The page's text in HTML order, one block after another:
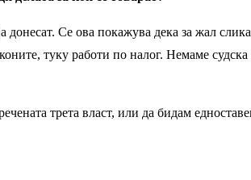
донесат. Се ова покажува дека за жал
туку работи по налог. Немаме
трета власт, или да бидам